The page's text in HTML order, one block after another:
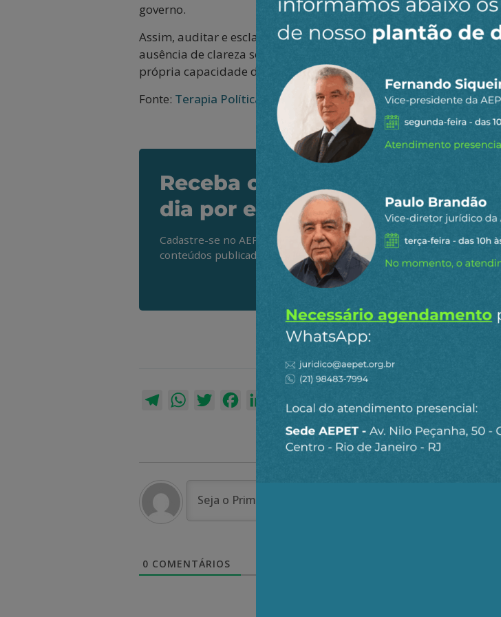
governo.
Assim, auditar e esclarecer essa situação é uma tarefa
ausência de clareza sobre esse processo possa inverter
própria capacidade de gestão orçamentária e sustentação social
Fonte: Terapia Política
Receba os destaques do
dia por e-mail
Cadastre-se no AEPET Direto para receber os principais
conteúdos publicados em nosso site.
Ao clicar em “Cadastrar” você aceita
TelegramWhatsAppTwitterFacebookLinkedInEmail
0 COMENTÁRIOS